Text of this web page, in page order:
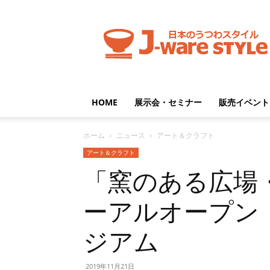
ware
Style
HOME 展示会・セミナー 販売イベント
ホーム ニュース アート＆クラフト
アート＆クラフト
「窯のある広
ーアルオープ
ジアム
2019年11月21日